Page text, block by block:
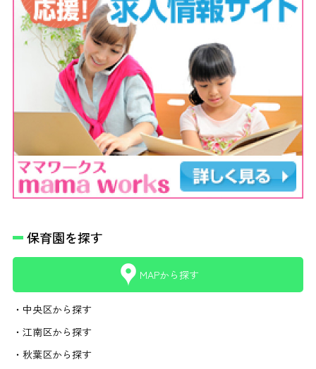
保育園を探す
MAPから探す
・中央区から探す
・江南区から探す
・秋葉区から探す